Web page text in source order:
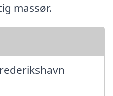
massør.